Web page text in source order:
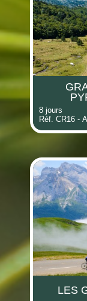
8 jours
Réf. CR16 -
LES